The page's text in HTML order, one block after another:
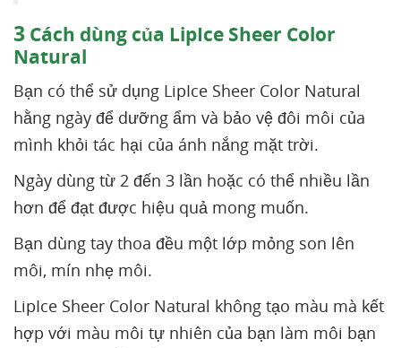
3 Cách dùng của LipIce Sheer Color
Natural
Bạn có thể sử dụng LipIce Sheer Color Natural
hằng ngày để dưỡng ẩm và bảo vệ đôi môi của
mình khỏi tác hại của ánh nắng mặt trời.
Ngày dùng từ 2 đến 3 lần hoặc có thể nhiều lần
hơn để đạt được hiệu quả mong muốn.
Bạn dùng tay thoa đều một lớp mỏng son lên
môi, mín nhẹ môi.
LipIce Sheer Color Natural không tạo màu mà kết
hợp với màu môi tự nhiên của bạn làm môi bạn